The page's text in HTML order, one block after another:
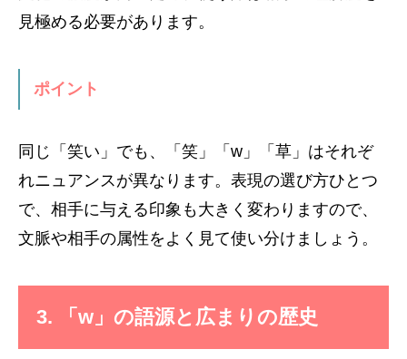
見極める必要があります。
ポイント
同じ「笑い」でも、「笑」「w」「草」はそれぞ
れニュアンスが異なります。表現の選び方ひとつ
で、相手に与える印象も大きく変わりますので、
文脈や相手の属性をよく見て使い分けましょう。
3. 「w」の語源と広まりの歴史